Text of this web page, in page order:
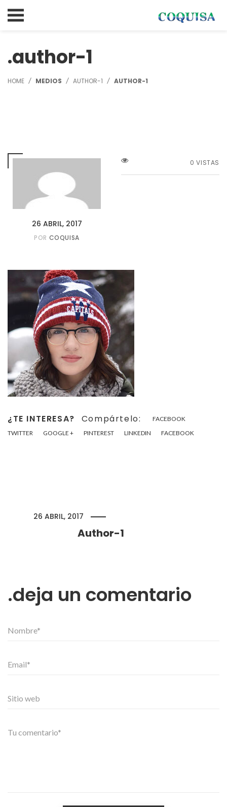
author-1
HOME MEDIOS AUTHOR-1 AUTHOR-1
26 ABRIL, 2017
POR COQUISA
0 VISTAS
¿TE INTERESA? Compártelo:
FACEBOOK
TWITTER
GOOGLE + PINTEREST LINKEDIN FACEBOOK
26 ABRIL, 2017
Author-1
deja un comentario